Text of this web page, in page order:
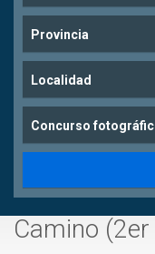
Provincia
Localidad
Concurso
Camino